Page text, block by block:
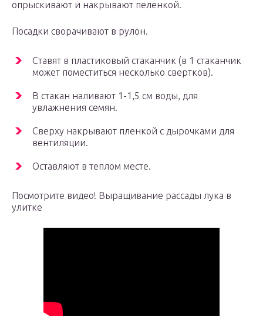
опрыскивают и накрывают пеленкой.
Посадки сворачивают в рулон.
Ставят в пластиковый стаканчик (в 1 стаканчик
может поместиться несколько свертков).
В стакан наливают 1-1,5 см воды, для
увлажнения семян.
Сверху накрывают пленкой с дырочками для
вентиляции.
Оставляют в теплом месте.
Посмотрите видео! Выращивание рассады лука в
улитке